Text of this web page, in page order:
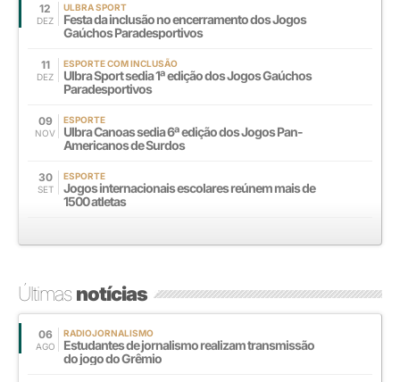
12
DEZ
ULBRA SPORT
Festa da inclusão no encerramento dos Jogos
Gaúchos Paradesportivos
11
DEZ
ESPORTE COM INCLUSÃO
Ulbra Sport sedia 1ª edição dos Jogos Gaúchos
Paradesportivos
09
NOV
ESPORTE
Ulbra Canoas sedia 6ª edição dos Jogos Pan-
Americanos de Surdos
30
SET
ESPORTE
Jogos internacionais escolares reúnem mais de
1500 atletas
Últimasnotícias
06
AGO
RADIOJORNALISMO
Estudantes de jornalismo realizam transmissão
do jogo do Grêmio